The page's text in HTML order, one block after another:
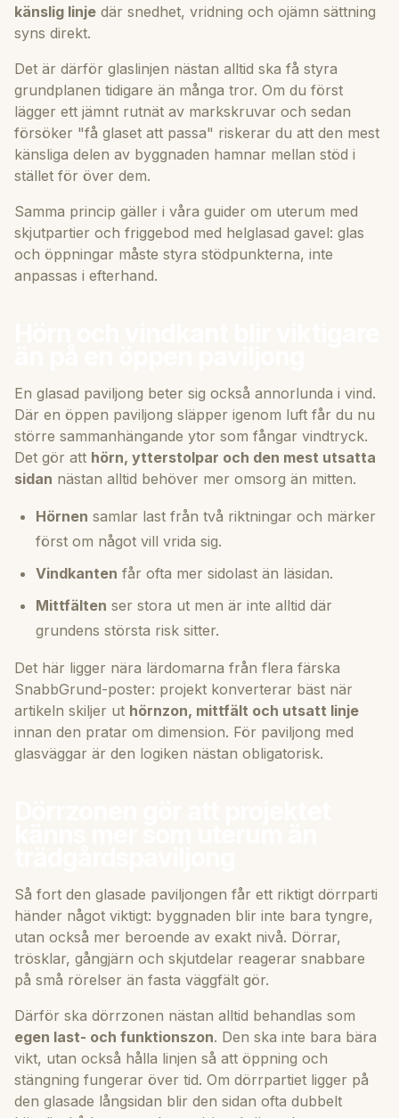
känslig linje där snedhet, vridning och ojämn sättning
syns direkt.
Det är därför glaslinjen nästan alltid ska få styra
grundplanen tidigare än många tror. Om du först
lägger ett jämnt rutnät av markskruvar och sedan
försöker "få glaset att passa" riskerar du att den mest
känsliga delen av byggnaden hamnar mellan stöd i
stället för över dem.
Samma princip gäller i våra guider om uterum med
skjutpartier och friggebod med helglasad gavel: glas
och öppningar måste styra stödpunkterna, inte
anpassas i efterhand.
En glasad paviljong beter sig också annorlunda i vind.
Där en öppen paviljong släpper igenom luft får du nu
större sammanhängande ytor som fångar vindtryck.
Det gör att hörn, ytterstolpar och den mest utsatta
sidan nästan alltid behöver mer omsorg än mitten.
Hörnen samlar last från två riktningar och märker
först om något vill vrida sig.
Vindkanten får ofta mer sidolast än läsidan.
Mittfälten ser stora ut men är inte alltid där
grundens största risk sitter.
Det här ligger nära lärdomarna från flera färska
SnabbGrund-poster: projekt konverterar bäst när
artikeln skiljer ut hörnzon, mittfält och utsatt linje
innan den pratar om dimension. För paviljong med
glasväggar är den logiken nästan obligatorisk.
Så fort den glasade paviljongen får ett riktigt dörrparti
händer något viktigt: byggnaden blir inte bara tyngre,
utan också mer beroende av exakt nivå. Dörrar,
trösklar, gångjärn och skjutdelar reagerar snabbare
på små rörelser än fasta väggfält gör.
Därför ska dörrzonen nästan alltid behandlas som
egen last- och funktionszon. Den ska inte bara bära
vikt, utan också hålla linjen så att öppning och
stängning fungerar över tid. Om dörrpartiet ligger på
den glasade långsidan blir den sidan ofta dubbelt